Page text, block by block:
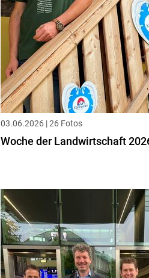
03.06.2026 | 26 Fotos
Woche der Landwirtschaft